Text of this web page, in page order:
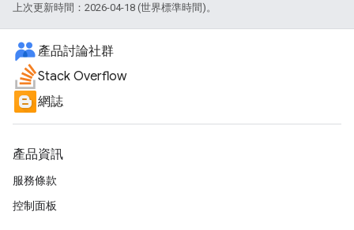
上次更新時間：2026-04-18 (世界標準時間)。
產品討論社群
Stack Overflow
網誌
產品資訊
服務條款
控制面板